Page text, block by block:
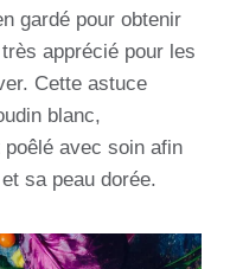
gardé pour obtenir
apprécié pour les
Cette astuce
blanc,
avec soin afin
sa peau dorée.